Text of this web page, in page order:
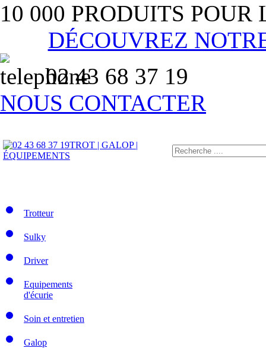
10 000 PRODUITS
DÉCOUVREZ
02 43 68 37 19
NOUS CONTACTER
TROT | GALOP |
ÉQUIPEMENTS
Trotteur
Sulky
Driver
Equipements
d'écurie
Soin et entretien
Galop